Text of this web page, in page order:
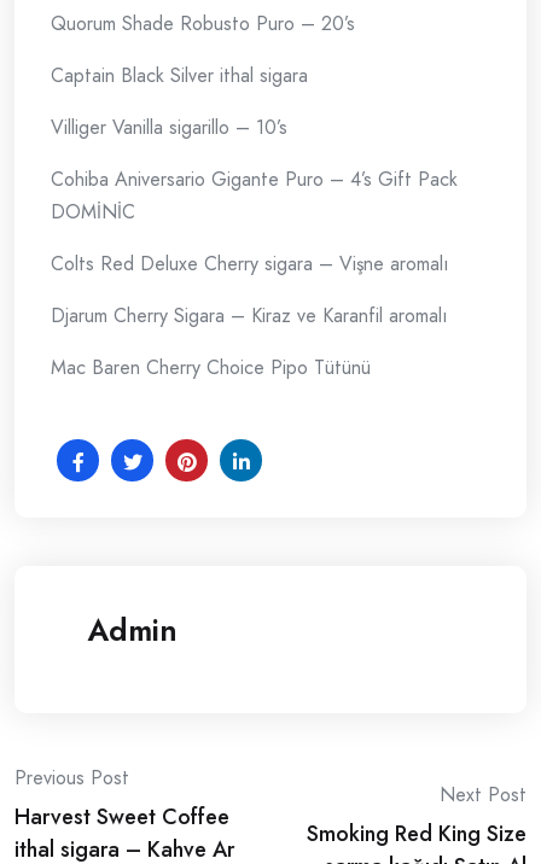
Quorum Shade Robusto Puro – 20’s
Captain Black Silver ithal sigara
Villiger Vanilla sigarillo – 10’s
Cohiba Aniversario Gigante Puro – 4’s Gift Pack
DOMİNİC
Colts Red Deluxe Cherry sigara – Vişne aromalı
Djarum Cherry Sigara – Kiraz ve Karanfil aromalı
Mac Baren Cherry Choice Pipo Tütünü
Admin
Post
navigation
Previous Post
Harvest Sweet Coffee
ithal sigara – Kahve Ar
Next Post
Smoking Red King Size